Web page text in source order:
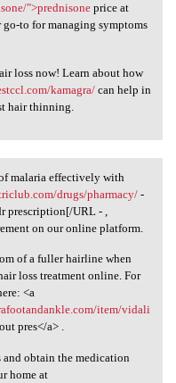
">prednisoneprice at
to for managing symptoms
loss now! Learn about how
kamagra/can help in
hair thinning.
of malaria
malaria effectively with
drugs/pharmacy/-
prescription[/URL - ,
on our online platform.
of a fuller hairline when
loss treatment online. For
<a
item/vidali
pres</a> .
obtain the medication
home at